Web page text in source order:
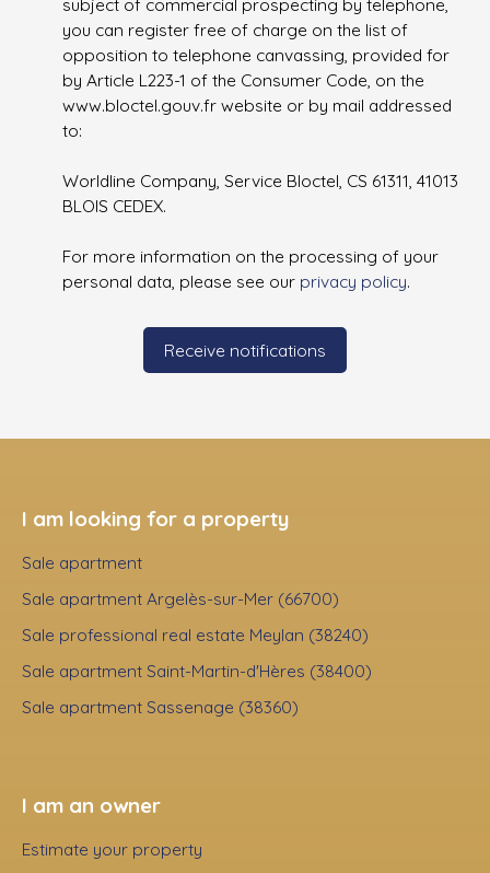
subject of commercial prospecting by telephone,
you can register free of charge on the list of
opposition to telephone canvassing, provided for
by Article L223-1 of the Consumer Code, on the
www.bloctel.gouv.fr website or by mail addressed
to:
Worldline Company, Service Bloctel, CS 61311, 41013
BLOIS CEDEX.
For more information on the processing of your
personal data, please see our privacy policy.
Receive notifications
I am looking for a property
Sale apartment
Sale apartment Argelès-sur-Mer (66700)
Sale professional real estate Meylan (38240)
Sale apartment Saint-Martin-d'Hères (38400)
Sale apartment Sassenage (38360)
I am an owner
Estimate your property